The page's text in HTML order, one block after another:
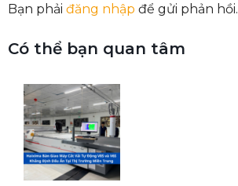
Bạn phải đăng nhập để gửi phản hồi.
Có thể bạn quan tâm